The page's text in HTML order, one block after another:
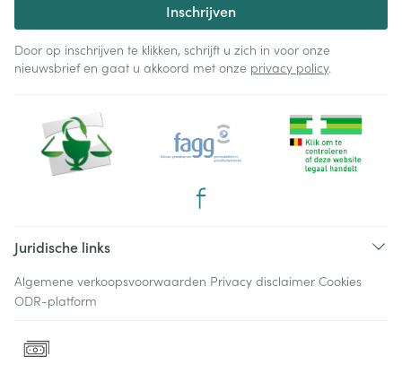
Inschrijven
Door op inschrijven te klikken, schrijft u zich in voor onze
nieuwsbrief en gaat u akkoord met onze privacy policy.
Juridische links
Algemene verkoopsvoorwaarden Privacy disclaimer Cookies
ODR-platform